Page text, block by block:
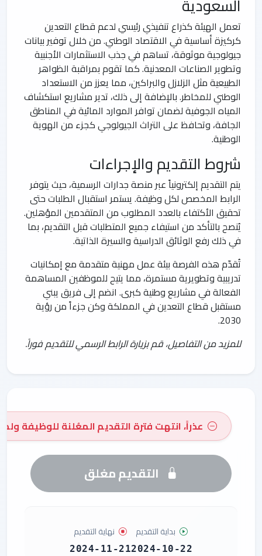
تعمل الهيئة كذراع تنفيذي رئيسي لدعم قطاع التعدين
كركيزة أساسية في الاقتصاد الوطني. من خلال توفير بيانات
جيولوجية موثوقة، تساهم في جذب الاستثمارات الأجنبية
وتطوير الصناعات المعدنية. كما تقوم بمراقبة الظواهر
الطبيعية مثل الزلازل والبراكين، مما يعزز من الاستعداد
الوطني للمخاطر. بالإضافة إلى ذلك، تدير مشاريع استكشاف
المياه الجوفية لضمان توافر الموارد المائية في المناطق
الجافة، وتحافظ على التراث الجيولوجي كجزء من الهوية
الوطنية.
شروط التقديم والإجراءات
يتم التقديم إلكترونياً عبر منصة جدارات الرسمية، حيث يتوفر
الرابط المخصص لكل وظيفة. يستمر استقبال الطلبات حتى
تحقيق الأكتفاء بالعدد المطلوب من المتقدمين المؤهلين.
يُنصح بالتأكد من استيفاء جميع المتطلبات قبل التقديم، بما
في ذلك رفع الوثائق الدراسية والسيرة الذاتية.
تُقدّم هذه الفرصة بيئة عمل مهنية متقدمة مع إمكانيات
تدريبية وتطويرية مستمرة، مما يتيح للموظفين المساهمة
الفعالة في مشاريع وطنية كبرى. انضم إلى فريق يبني
مستقبل قطاع التعدين في المملكة وكن جزءاً من رؤية
2030.
للمزيد من التفاصيل، قم بزيارة الرابط الرسمي للتقديم فوراً.
عذراً، انتهت فترة التقديم المعُلنة للوظيفة
التقديم مغلق
بداية التقديم
2024-10-22
نهاية التقديم
2024-11-21